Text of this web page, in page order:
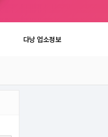
다낭 업소정보